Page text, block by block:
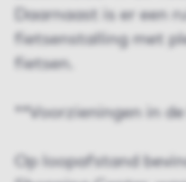
Daarnaast is er een
fietsenstalling met
fietsen.
**Voorzieningen in
Op loopafstand